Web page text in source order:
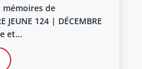
de
JEUNE 124 | DÉCEMBRE
et…